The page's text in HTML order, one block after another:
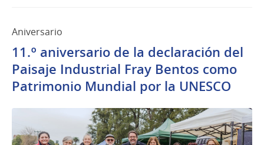
Aniversario
11.º aniversario de la declaración del
Paisaje Industrial Fray Bentos como
Patrimonio Mundial por la UNESCO